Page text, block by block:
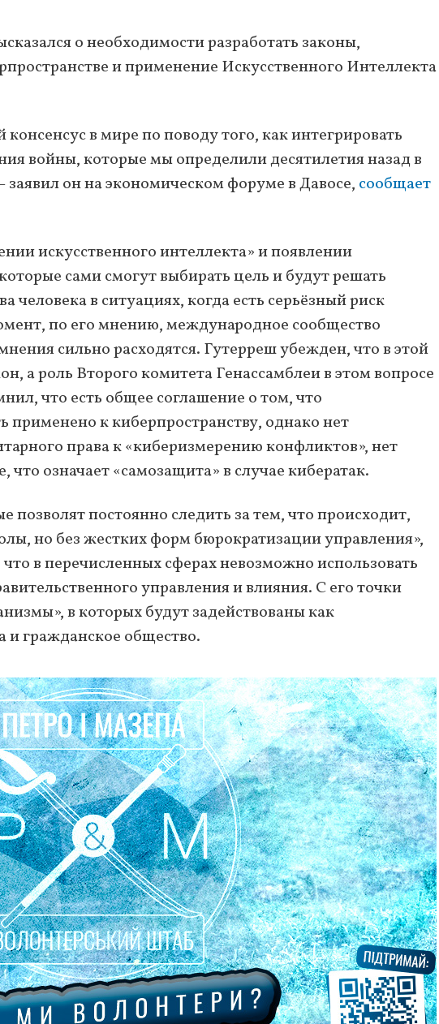
о необходимости разработать законы,
и применение Искусственного Интеллекта
в мире по поводу того, как интегрировать
войны, которые мы определили десятилетия назад в
он на экономическом форуме в Давосе, сообщает
искусственного интеллекта» и появлении
сами смогут выбирать цель и будут решать
человека в ситуациях, когда есть серьёзный риск
по его мнению, международное сообщество
сильно расходятся. Гутерреш убежден, что в этой
а роль Второго комитета Генассамблеи в этом вопросе
что есть общее соглашение о том, что
к киберпространству, однако нет
права к «киберизмерению конфликтов», нет
что означает «самозащита» в случае кибератак.
позволят постоянно следить за тем, что происходит,
но без жестких форм бюрократизации управления»,
в перечисленных сферах невозможно использовать
управления и влияния. С его точки
в которых будут задействованы как
и гражданское общество.